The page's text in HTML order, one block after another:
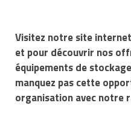
Vitrines réfrigérées
Visitez notre site
et pour découvrir nos
équipements de
manquez pas cette
organisation avec notre